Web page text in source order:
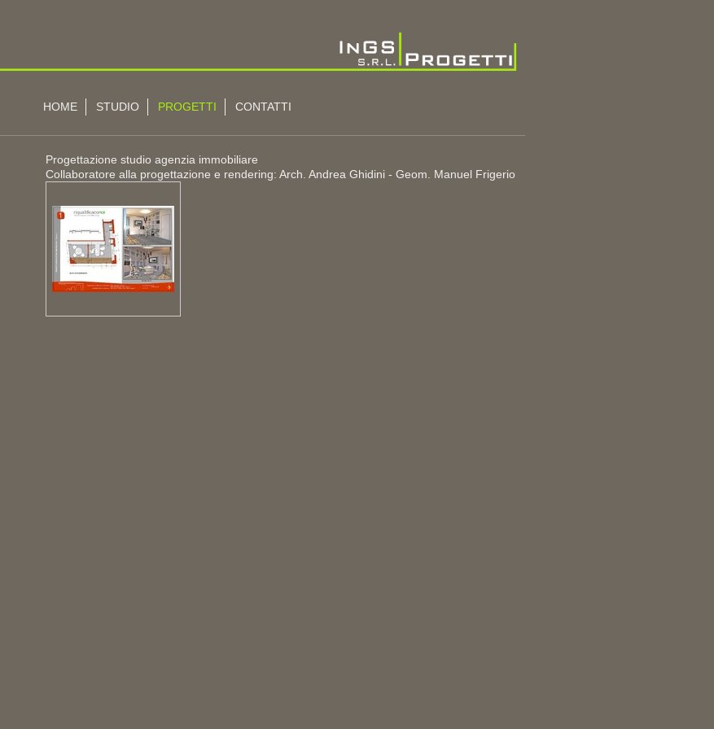
HOME STUDIO PROGETTI CONTATTI
Progettazione studio agenzia immobiliare
Collaboratore alla progettazione e rendering: Arch. Andrea Ghidini - Geom. Manuel Frigerio